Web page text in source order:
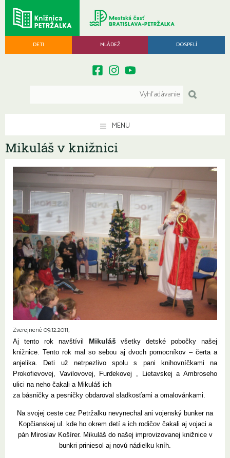
DETI MLÁDEŽ DOSPELÍ
MENU
Mikuláš v knižnici
Zverejnené 09.12.2011,
Aj tento rok navštívil Mikulášvšetky detské pobočky našej
knižnice. Tento rok mal so sebou aj dvoch pomocníkov – čerta a
anjelika. Deti už netrpezlivo spolu s pani knihovníčkami na
Prokofievovej, Vavilovovej, Furdekovej , Lietavskej a Ambroseho
ulici na neho čakali a Mikuláš ich
za básničky a pesničky obdaroval sladkosťami a omalovánkami.
Na svojej ceste cez Petržalku nevynechal ani vojenský bunker na
Kopčianskej ul. kde ho okrem detí a ich rodičov čakali aj vojaci a
pán Miroslav Košírer. Mikuláš do našej improvizovanej knižnice v
bunkri priniesol aj novú nádielku kníh.